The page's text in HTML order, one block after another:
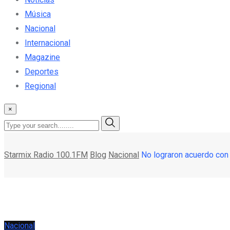
Música
Nacional
Internacional
Magazine
Deportes
Regional
×
Starmix Radio 100.1FM Blog Nacional No lograron acuerdo
Nacional